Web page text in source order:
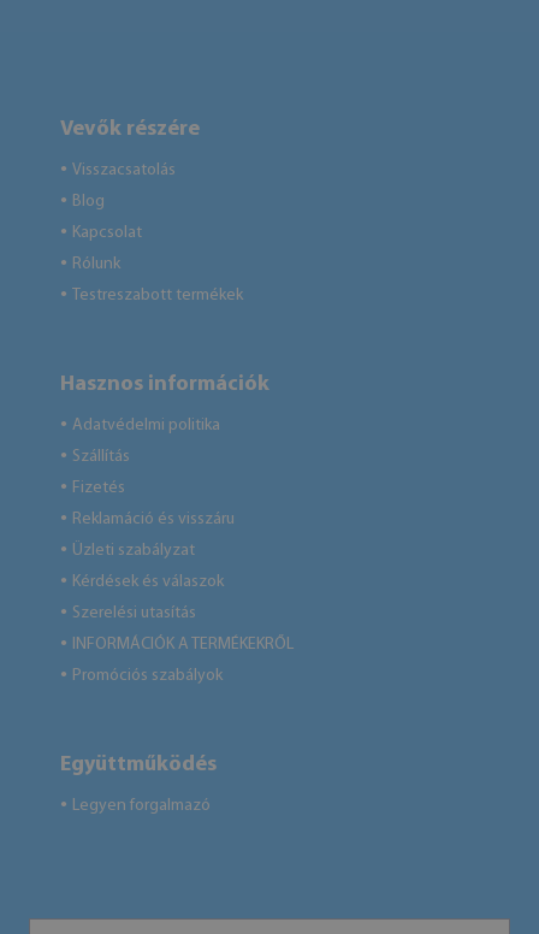
Vevők részére
● Visszacsatolás
● Blog
● Kapcsolat
● Rólunk
● Testreszabott termékek
Hasznos információk
● Adatvédelmi politika
● Szállítás
● Fizetés
● Reklamáció és visszáru
● Üzleti szabályzat
● Kérdések és válaszok
● Szerelési utasítás
● INFORMÁCIÓK A TERMÉKEKRŐL
● Promóciós szabályok
Együttműködés
● Legyen forgalmazó